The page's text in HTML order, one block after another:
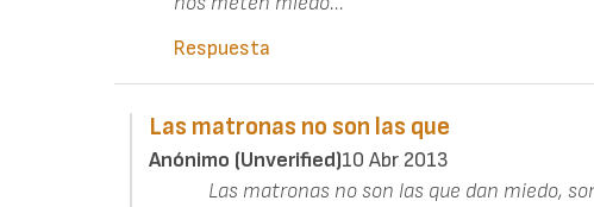
Respuesta
Las matronas no son las que
Anónimo (unverified)10 Abr 2013
Las matronas no son las que dan miedo,